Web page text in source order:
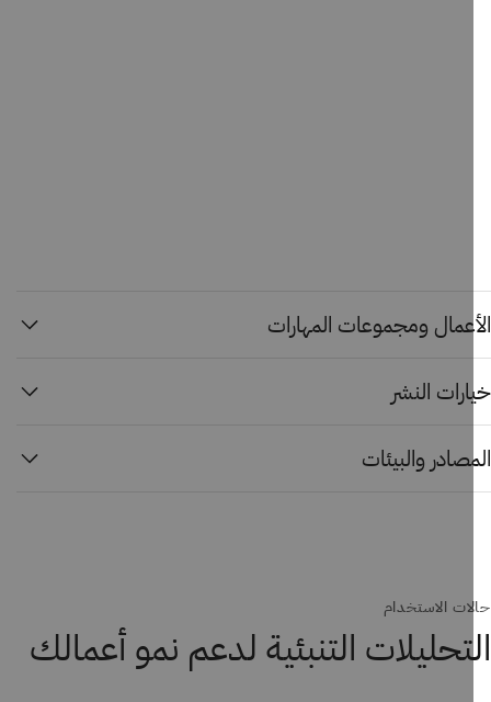
ومجموعات المهارات
النشر
والبيئات
الاستخدام
التنبئية لدعم نمو أعمالك